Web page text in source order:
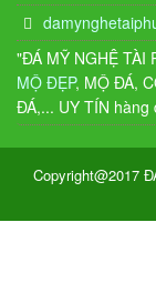
"ĐÁ MỸ NGHỆ TÀI
MỘ ĐẸP, MỘ ĐÁ,
ĐÁ,... UY TÍN hàng
Copyright@2017